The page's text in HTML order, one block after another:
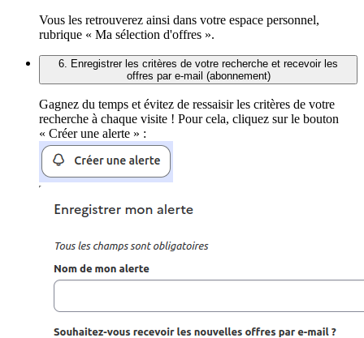
Vous les retrouverez ainsi dans votre espace personnel,
rubrique « Ma sélection d'offres ».
6. Enregistrer les critères de votre recherche et recevoir les
offres par e-mail (abonnement)
Gagnez du temps et évitez de ressaisir les critères de votre
recherche à chaque visite ! Pour cela, cliquez sur le bouton
« Créer une alerte » :